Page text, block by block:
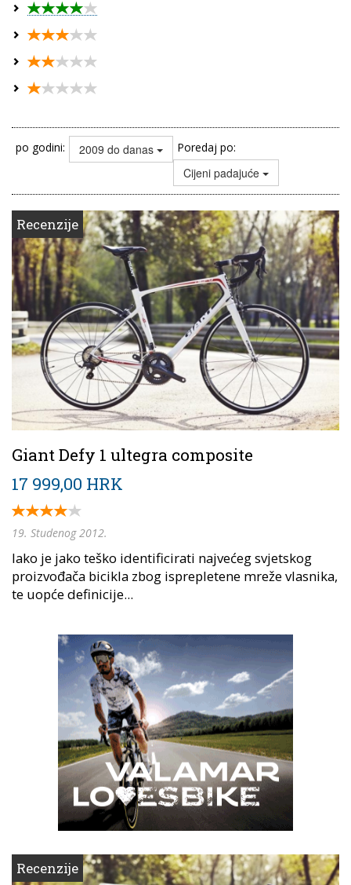
po godini: 2009 do danas Poredaj po:
Cijeni padajuće
Recenzije
Giant Defy 1 ultegra composite
17 999,00 HRK
19. Studenog 2012.
Iako je jako teško identificirati najvećeg svjetskog
proizvođača bicikla zbog isprepletene mreže vlasnika,
te uopće definicije...
Recenzije